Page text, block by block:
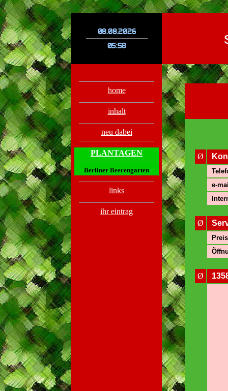
.
home
inhalt
neu dabei
PLANTAGEN
Berliner Beerengarten
links
ihr eintrag
.
Ø
e-
Ø
Ø